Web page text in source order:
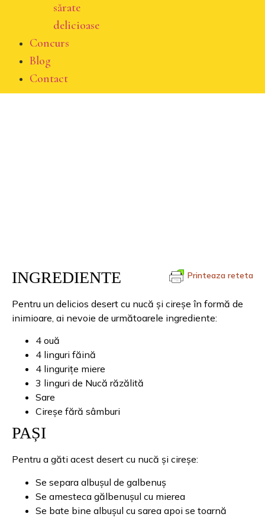
sărate
delicioase
Concurs
Blog
Contact
Printeaza reteta
INGREDIENTE
Pentru un delicios desert cu nucă și cireșe în formă de
inimioare, ai nevoie de următoarele ingrediente:
4 ouă
4 linguri făină
4 lingurițe miere
3 linguri de Nucă răzălită
Sare
Cireșe fără sâmburi
PAȘI
Pentru a găti acest desert cu nucă și cireșe:
Se separa albușul de galbenuș
Se amesteca gălbenușul cu mierea
Se bate bine albușul cu sarea apoi se toarnă